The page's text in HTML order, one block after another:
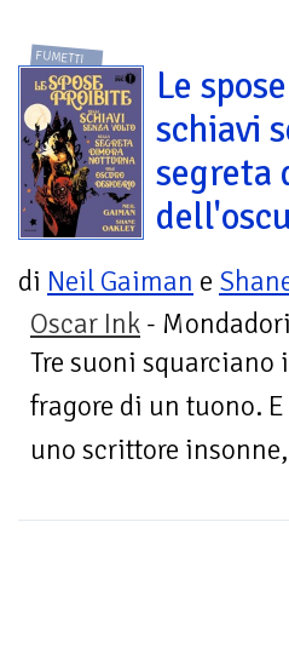
FUMETTI
Le
schiavi
segreta
di Neil Gaiman e
Oscar Ink -
Tre suoni
fragore di un tuono.
uno scrittore